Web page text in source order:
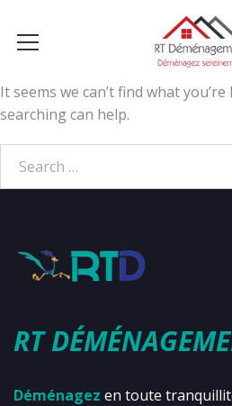
It seems we can’t find what
searching can help.
RT
Déménagez en toute